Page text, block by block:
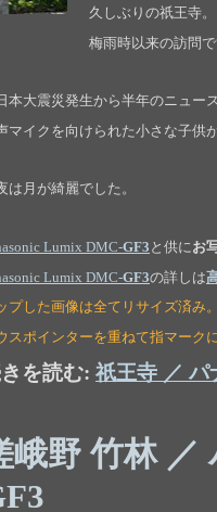
久しぶりの祇王寺。
梅雨時以来の訪問
本大震災発生から半年のニュー
マイクを向けられた小さな子供
は月が綺麗でした。
Lumix DMC-GF3 と供に お
Lumix DMC-GF3の詳しは
プした画像は全てリサイズ済み
スポインターを重ねて指マーク
を読む: 祇王寺 ／ パ
峨野 竹林 ／